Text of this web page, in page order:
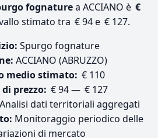
fognaturea ACCIANO è €
stimato tra € 94 e € 127.
Spurgo fognature
ACCIANO (ABRUZZO)
medio stimato: € 110
di prezzo: € 94 — € 127
Analisi dati territoriali aggregati
Monitoraggio periodico delle
di mercato